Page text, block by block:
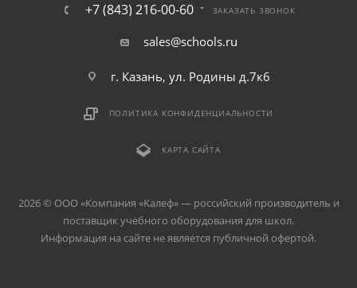
+7 (843) 216-00-60 ЗАКАЗАТЬ ЗВОНОК
sales@schools.ru
г. Казань, ул. Родины д.7к6
ПОЛИТИКА КОНФИДЕНЦИАЛЬНОСТИ
КАРТА САЙТА
2026 © ООО «Компания «Kалеф» — российский производитель и
поставщик учебного оборудования для школ.
Информация на сайте не является публичной офертой.